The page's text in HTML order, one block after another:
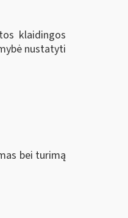
klaidingos
nustatyti
bei turimą